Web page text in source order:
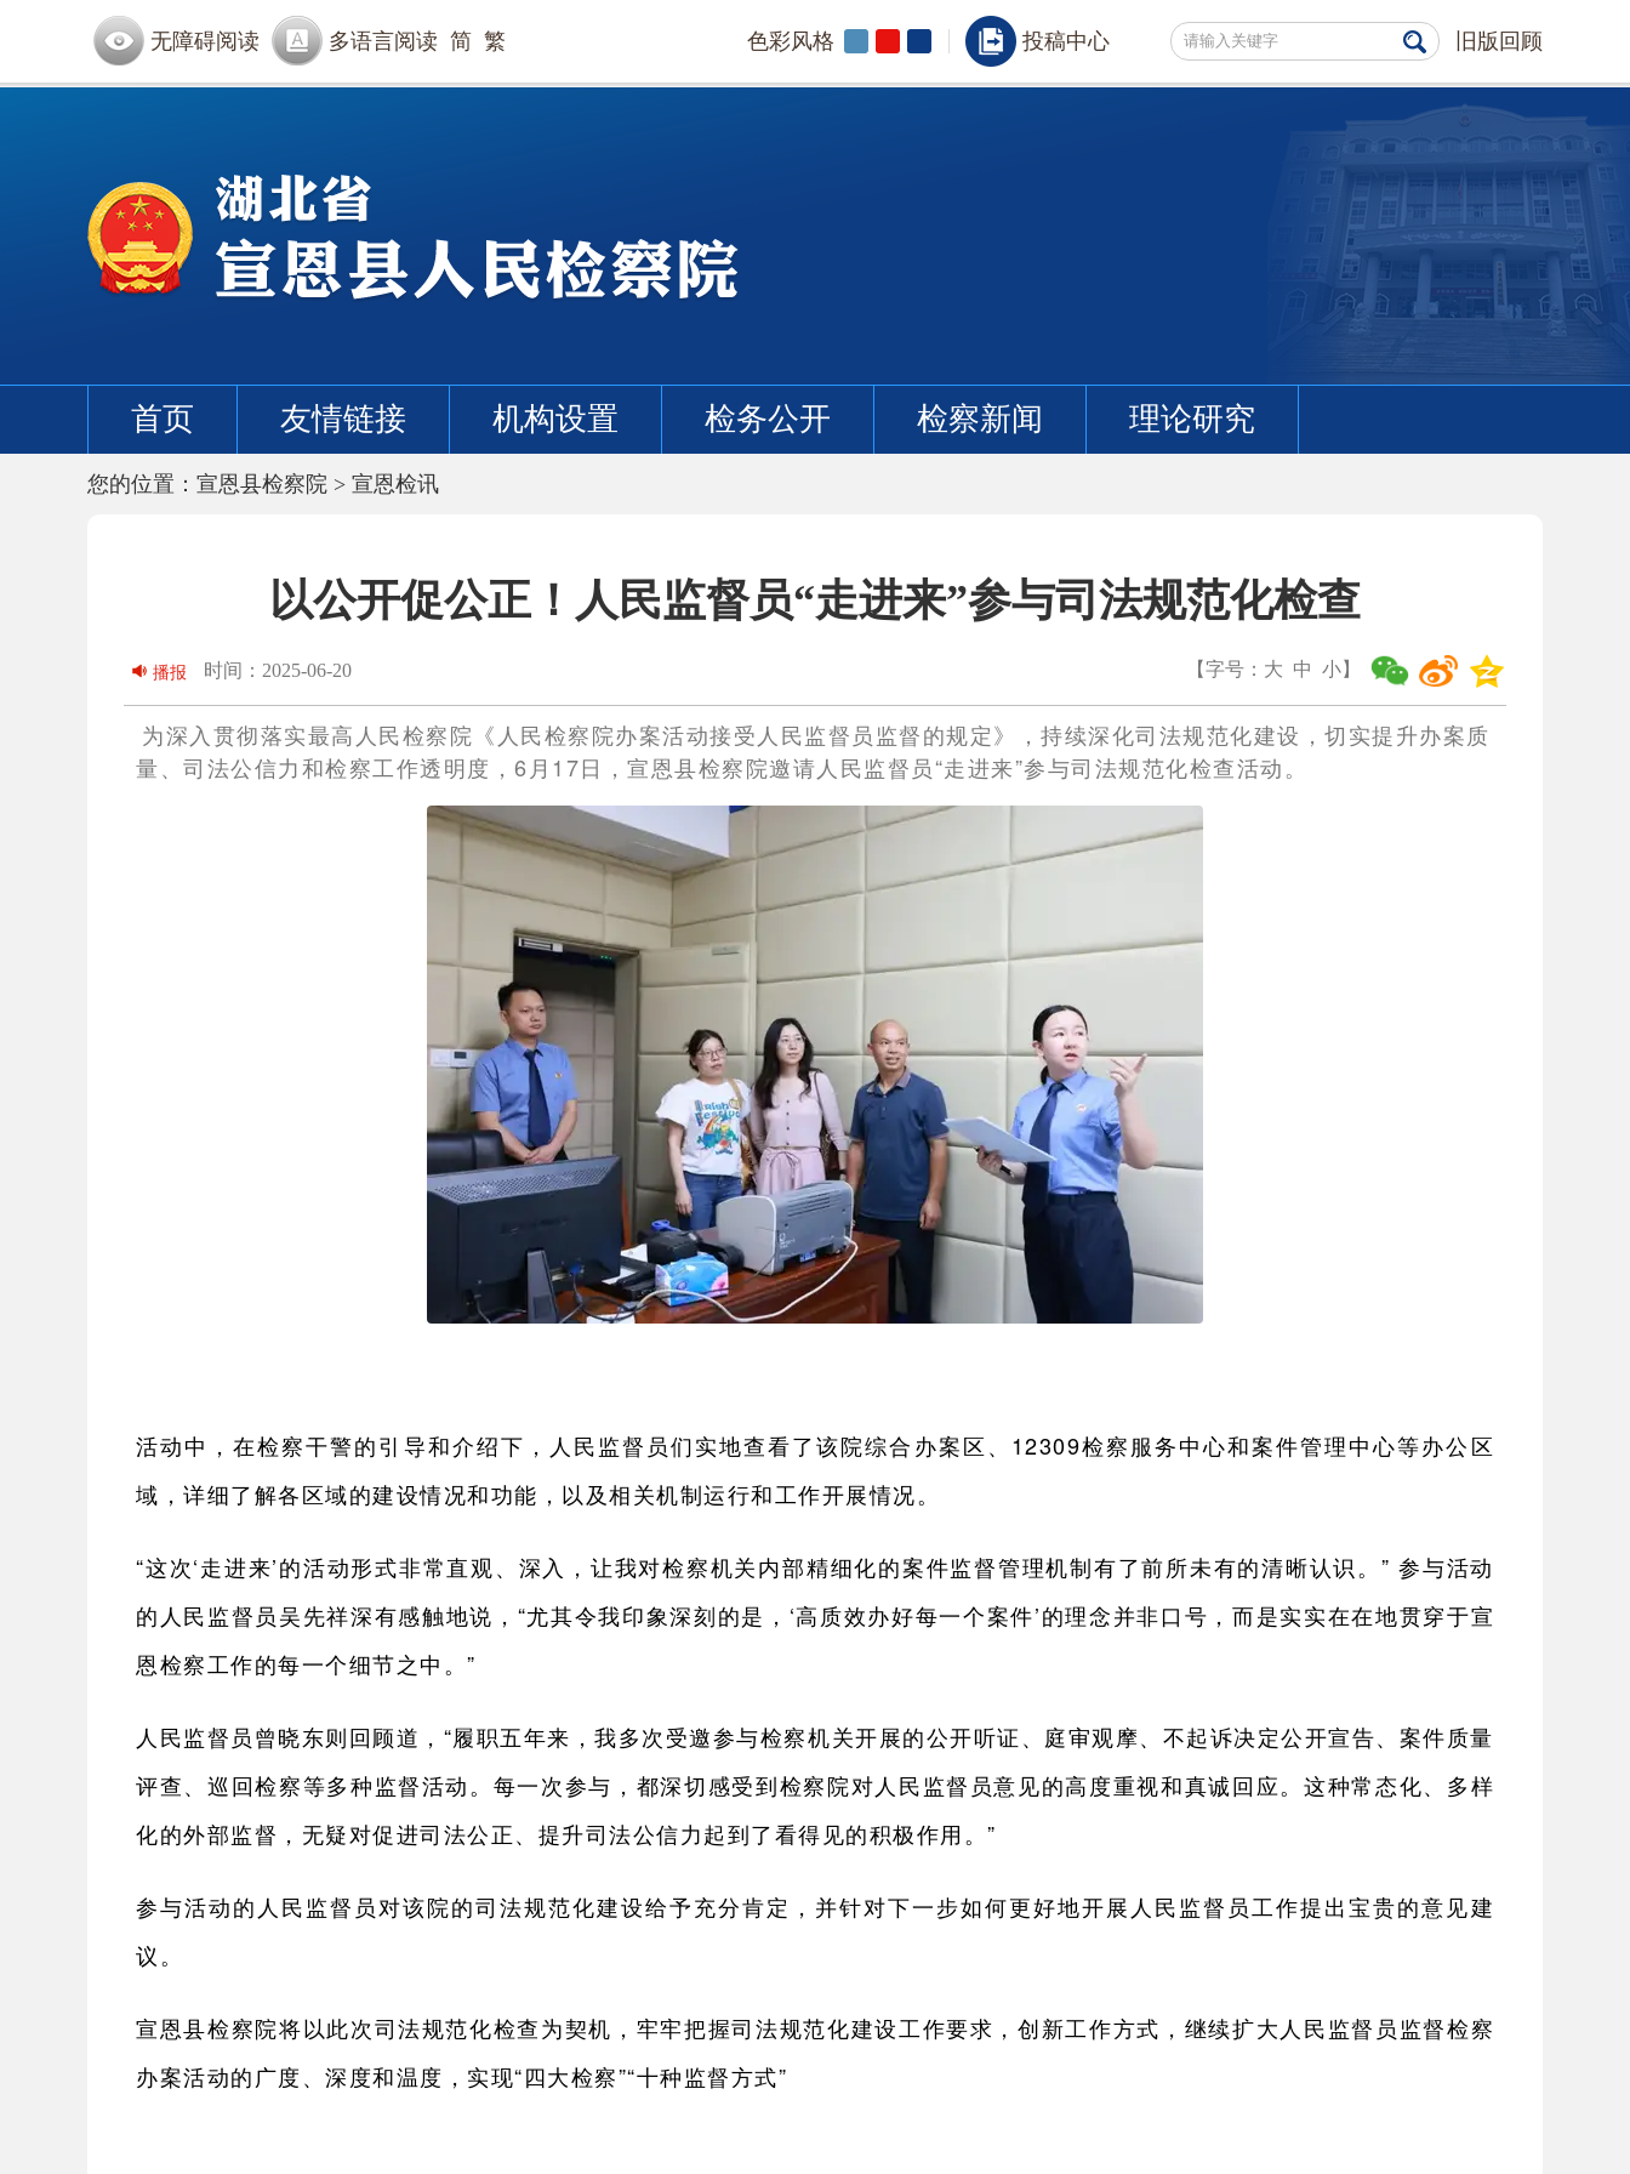
无障碍阅读 多语言阅读 简 繁 色彩风格 投稿中心 旧版回顾
首页 友情链接 机构设置 检务公开 检察新闻 理论研究
您的位置： 宣恩县检察院 > 宣恩检讯
以公开促公正！人民监督员“走进来”参与司法规范化检查
【字号： 大 中 小】
播报 时间：2025-06-20
为深入贯彻落实最高人民检察院《人民检察院办案活动接受人民监督员监督的规定》，持续深化司法规范化建设，切实提升办案质
量、司法公信力和检察工作透明度，6月17日，宣恩县检察院邀请人民监督员“走进来”参与司法规范化检查活动。
活动中，在检察干警的引导和介绍下，人民监督员们实地查看了该院综合办案区、12309检察服务中心和案件管理中心等办公区
域，详细了解各区域的建设情况和功能，以及相关机制运行和工作开展情况。
“这次‘走进来’的活动形式非常直观、深入，让我对检察机关内部精细化的案件监督管理机制有了前所未有的清晰认识。” 参与活动
的人民监督员吴先祥深有感触地说，“尤其令我印象深刻的是，‘高质效办好每一个案件’的理念并非口号，而是实实在在地贯穿于宣
恩检察工作的每一个细节之中。”
人民监督员曾晓东则回顾道，“履职五年来，我多次受邀参与检察机关开展的公开听证、庭审观摩、不起诉决定公开宣告、案件质量
评查、巡回检察等多种监督活动。每一次参与，都深切感受到检察院对人民监督员意见的高度重视和真诚回应。这种常态化、多样
化的外部监督，无疑对促进司法公正、提升司法公信力起到了看得见的积极作用。”
参与活动的人民监督员对该院的司法规范化建设给予充分肯定，并针对下一步如何更好地开展人民监督员工作提出宝贵的意见建
议。
宣恩县检察院将以此次司法规范化检查为契机，牢牢把握司法规范化建设工作要求，创新工作方式，继续扩大人民监督员监督检察
办案活动的广度、深度和温度，实现“四大检察”“十种监督方式”